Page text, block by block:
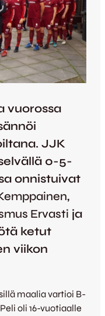
vuorossa
JJK
0-5-
onnistuivat
,
Ervasti ja
ketut
viikon
maalia vartioi B-
oli 16-vuotiaalle